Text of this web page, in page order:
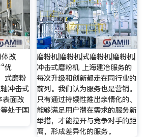
改
优
式磨粉
冲击式
表面改
处于国
磨粉机|磨粉机|式磨粉机|磨粉机|
冲击式磨粉机 上海建冶服务的
每次升级和创新都走在同行业的
前列。我们认为服务也是营销。
只有通过持续性推出亲情化的、
能够满足用户潜在需求的服务新
举措，才能拉开与竞争对手的距
离，形成差异化的服务。